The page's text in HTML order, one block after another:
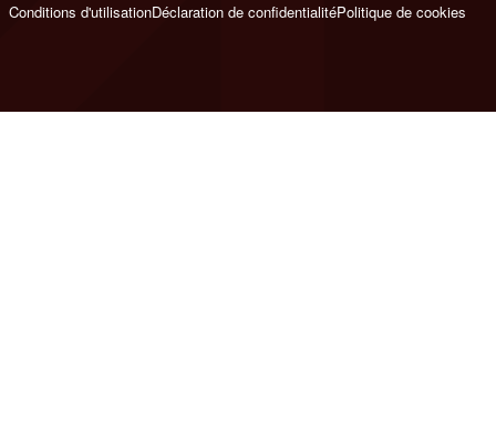
Conditions d'utilisationDéclaration de confidentialitéPolitique de cookies